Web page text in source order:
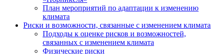
План мероприятий по адаптации к изменению
климата
Риски и возможности, связанные с изменением климата
Подходы к оценке рисков и возможностей,
связанных с изменением климата
Физические риски